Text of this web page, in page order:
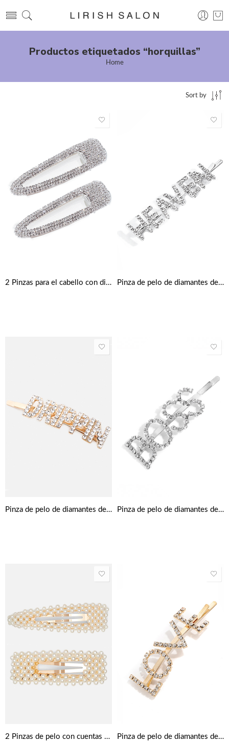
Productos etiquetados “horquillas”
Home
Sort by
2 Pinzas para el cabello con diamantes de imitación plateado Pinza de pelo de diamantes de cielo
Pinza de pelo de diamantes de imitación drippin Pinza de pelo de diamantes de imitación jefa
2 Pinzas de pelo con cuentas de perlas Pinza de pelo de diamantes de imitación sexy